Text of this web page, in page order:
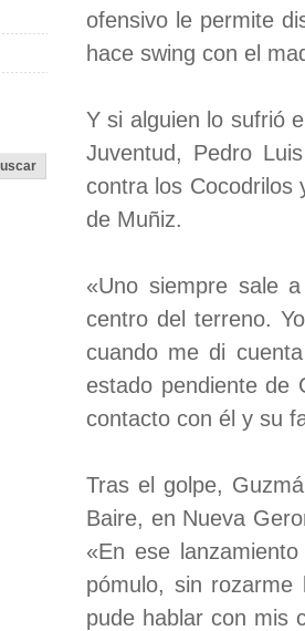
ofensivo le permite
hace swing con el
Y si alguien lo sufrió
Juventud, Pedro
contra los Cocodrilos
de Muñiz.
«Uno siempre sale
centro del terreno.
cuando me di
estado pendiente de
contacto con él y su
Tras el golpe,
Baire, en Nueva
«En ese
pómulo, sin
pude hablar con mis